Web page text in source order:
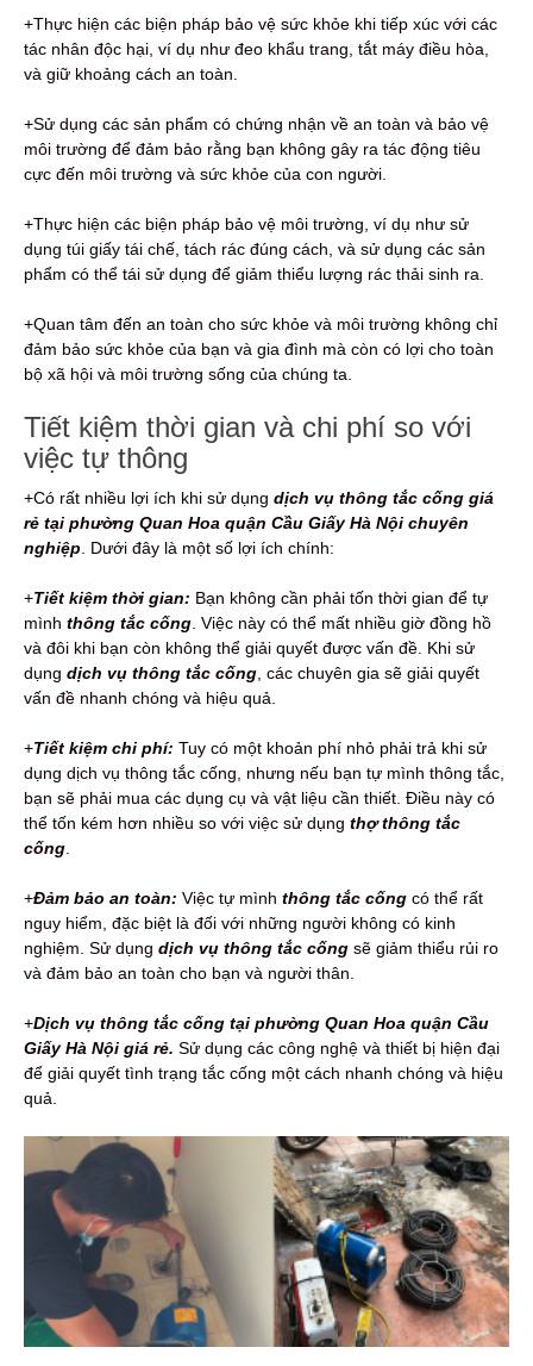
+Thực hiện các biện pháp bảo vệ sức khỏe khi tiếp xúc với các
tác nhân độc hại, ví dụ như đeo khẩu trang, tắt máy điều hòa,
và giữ khoảng cách an toàn.
+Sử dụng các sản phẩm có chứng nhận về an toàn và bảo vệ
môi trường để đảm bảo rằng bạn không gây ra tác động tiêu
cực đến môi trường và sức khỏe của con người.
+Thực hiện các biện pháp bảo vệ môi trường, ví dụ như sử
dụng túi giấy tái chế, tách rác đúng cách, và sử dụng các sản
phẩm có thể tái sử dụng để giảm thiểu lượng rác thải sinh ra.
+Quan tâm đến an toàn cho sức khỏe và môi trường không chỉ
đảm bảo sức khỏe của bạn và gia đình mà còn có lợi cho toàn
bộ xã hội và môi trường sống của chúng ta.
Tiết kiệm thời gian và chi phí so với
việc tự thông
+Có rất nhiều lợi ích khi sử dụng dịch vụ thông tắc cống giá
rẻ tại phường Quan Hoa quận Cầu Giấy Hà Nội chuyên
nghiệp. Dưới đây là một số lợi ích chính:
+Tiết kiệm thời gian: Bạn không cần phải tốn thời gian để tự
mình thông tắc cống. Việc này có thể mất nhiều giờ đồng hồ
và đôi khi bạn còn không thể giải quyết được vấn đề. Khi sử
dụng dịch vụ thông tắc cống, các chuyên gia sẽ giải quyết
vấn đề nhanh chóng và hiệu quả.
+Tiết kiệm chi phí: Tuy có một khoản phí nhỏ phải trả khi sử
dụng dịch vụ thông tắc cống, nhưng nếu bạn tự mình thông tắc,
bạn sẽ phải mua các dụng cụ và vật liệu cần thiết. Điều này có
thể tốn kém hơn nhiều so với việc sử dụng thợ thông tắc
cống.
+Đảm bảo an toàn: Việc tự mình thông tắc cống có thể rất
nguy hiểm, đặc biệt là đối với những người không có kinh
nghiệm. Sử dụng dịch vụ thông tắc cống sẽ giảm thiểu rủi ro
và đảm bảo an toàn cho bạn và người thân.
+Dịch vụ thông tắc cống tại phường Quan Hoa quận Cầu
Giấy Hà Nội giá rẻ. Sử dụng các công nghệ và thiết bị hiện đại
để giải quyết tình trạng tắc cống một cách nhanh chóng và hiệu
quả.